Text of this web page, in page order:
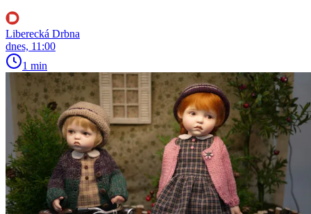
Liberecká Drbna
dnes, 11:00
1 min